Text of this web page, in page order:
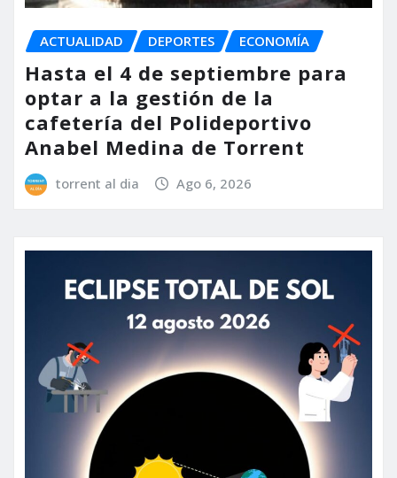
ACTUALIDAD DEPORTES ECONOMÍA
Hasta el 4 de septiembre para
optar a la gestión de la
cafetería del Polideportivo
Anabel Medina de Torrent
torrent al dia Ago 6, 2026